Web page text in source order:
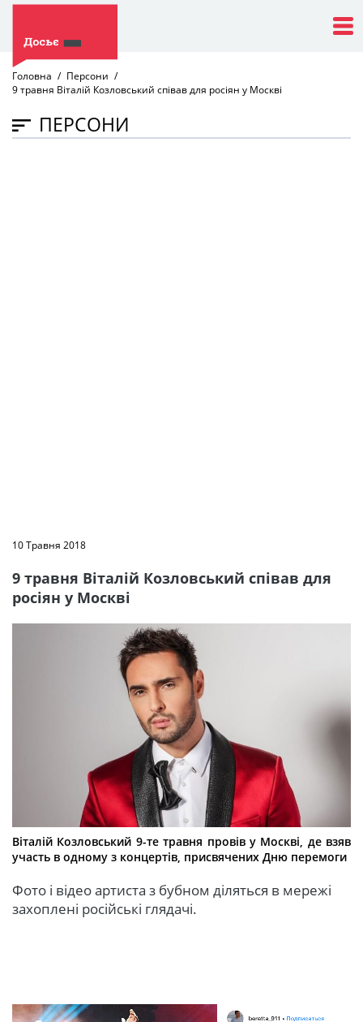
Головна
Персони
9 травня Віталій Козловський співав для росіян у Москві
ПЕРСОНИ
10 Травня 2018
9 травня Віталій Козловський співав для
росіян у Москві
Віталій Козловський 9-те травня провів у Москві, де взяв
участь в одному з концертів, присвячених Дню перемоги
Фото і відео артиста з бубном діляться в мережі
захоплені російські глядачі.